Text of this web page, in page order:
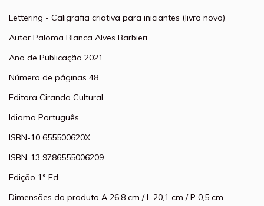
Lettering - Caligrafia criativa para iniciantes (livro novo)
Autor Paloma Blanca Alves Barbieri
Ano de Publicação 2021
Número de páginas 48
Editora Ciranda Cultural
Idioma Português
ISBN-10 655500620X
ISBN-13 9786555006209
Edição 1° Ed.
Dimensões do produto A 26,8 cm / L 20,1 cm / P 0,5 cm